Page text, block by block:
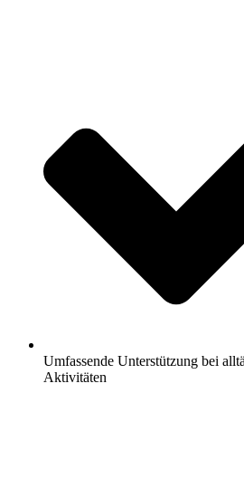
Umfassende Unterstützung bei
Aktivitäten